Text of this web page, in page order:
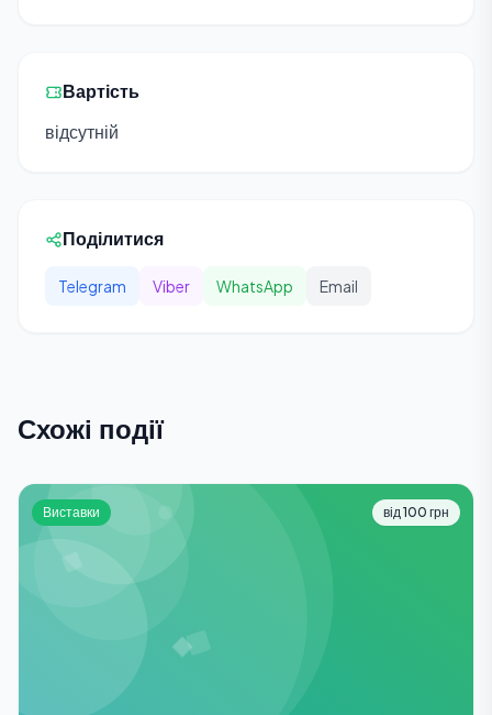
Вартість
відсутній
Поділитися
Telegram Viber WhatsApp Email
Схожі події
Виставки від 100 грн